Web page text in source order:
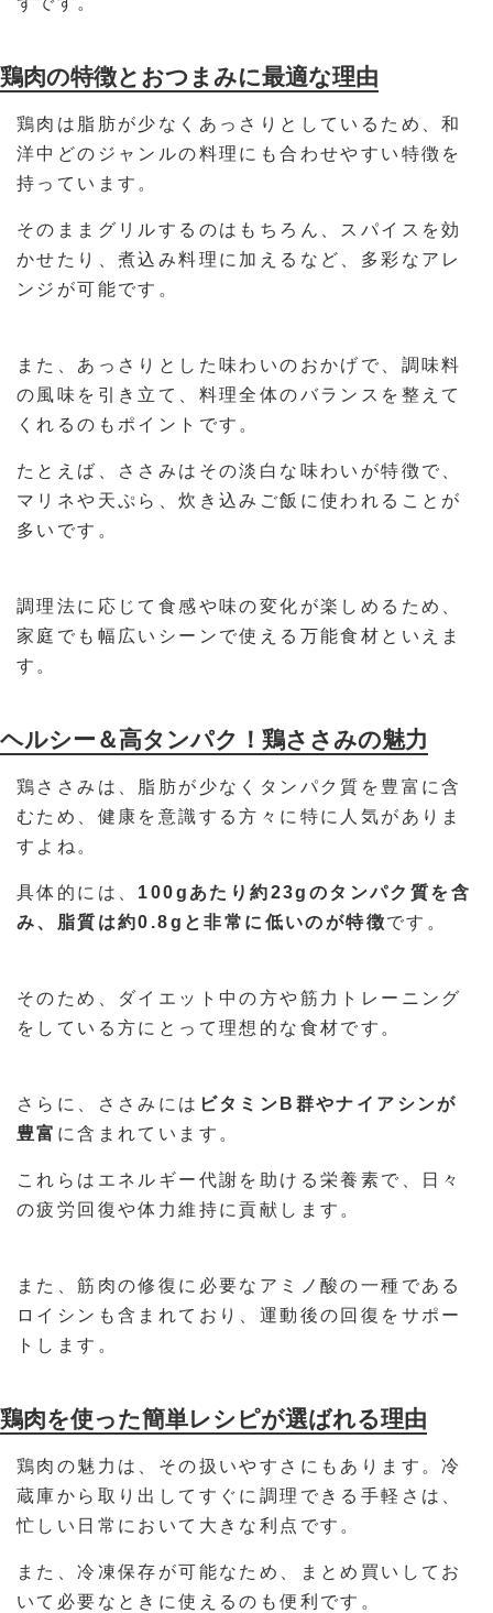
鶏肉の特徴とおつまみに最適な理由
鶏肉は脂肪が少なくあっさりとしているため、和
洋中どのジャンルの料理にも合わせやすい特徴を
持っています。
そのままグリルするのはもちろん、スパイスを効
かせたり、煮込み料理に加えるなど、多彩なアレ
ンジが可能です。
また、あっさりとした味わいのおかげで、調味料
の風味を引き立て、料理全体のバランスを整えて
くれるのもポイントです。
たとえば、ささみはその淡白な味わいが特徴で、
マリネや天ぷら、炊き込みご飯に使われることが
多いです。
調理法に応じて食感や味の変化が楽しめるため、
家庭でも幅広いシーンで使える万能食材といえま
す。
ヘルシー＆高タンパク！鶏ささみの魅力
鶏ささみは、脂肪が少なくタンパク質を豊富に含
むため、健康を意識する方々に特に人気がありま
すよね。
具体的には、 100gあたり約23gのタンパク質を含
み、脂質は約0.8gと非常に低いのが特徴です。
そのため、ダイエット中の方や筋力トレーニング
をしている方にとって理想的な食材です。
さらに、ささみには ビタミンB群やナイアシンが
豊富 に含まれています。
これらはエネルギー代謝を助ける栄養素で、日々
の疲労回復や体力維持に貢献します。
また、筋肉の修復に必要なアミノ酸の一種である
ロイシンも含まれており、運動後の回復をサポー
トします。
鶏肉を使った簡単レシピが選ばれる理由
鶏肉の魅力は、その扱いやすさにもあります。冷
蔵庫から取り出してすぐに調理できる手軽さは、
忙しい日常において大きな利点です。
また、冷凍保存が可能なため、まとめ買いしてお
いて必要なときに使えるのも便利です。